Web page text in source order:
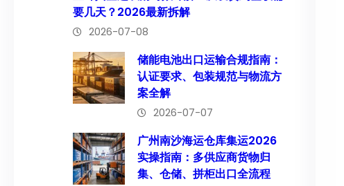
要几天？2026最新拆解
2026-07-08
储能电池出口运输合规指南：
认证要求、包装规范与物流方
案全解
2026-07-07
广州南沙海运仓库集运2026
实操指南：多供应商货物归
集、仓储、拼柜出口全流程